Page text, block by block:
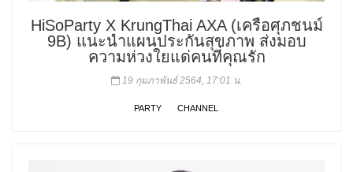
HiSoParty X KrungThai AXA (เครือศุภชนม์
9B) แนะนำแผนประกันสุขภาพ ส่งมอบ
ความห่วงใยแด่คนที่คุณรัก
19 กุมภาพันธ์ 2564, 17:01 น.
PARTY CHANNEL